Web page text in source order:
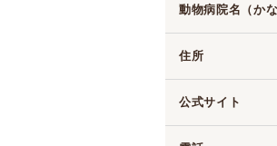
動物病院名（かな
住所
公式サイト